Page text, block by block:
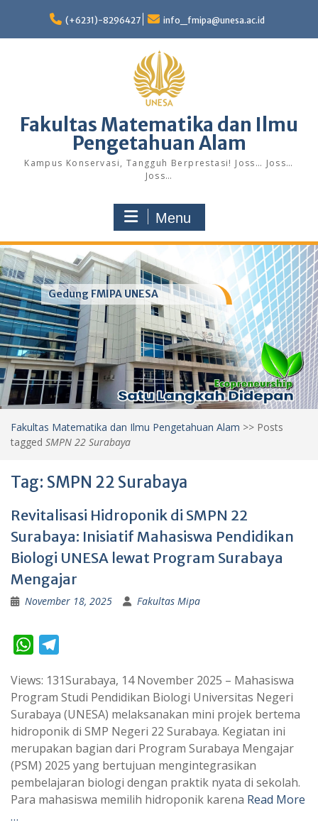
content
(+6231)-8296427 info_fmipa@unesa.ac.id
Fakultas Matematika dan Ilmu
Pengetahuan Alam
Kampus Konservasi, Tangguh Berprestasi! Joss… Joss…
Joss…
Menu
Gedung FMIPA UNESA
Fakultas Matematika dan Ilmu Pengetahuan Alam >> Posts
tagged SMPN 22 Surabaya
Tag: SMPN 22 Surabaya
Revitalisasi Hidroponik di SMPN 22
Surabaya: Inisiatif Mahasiswa Pendidikan
Biologi UNESA lewat Program Surabaya
Mengajar
November 18, 2025 Fakultas Mipa
W
a
t
s
A
p
p
l
e
g
r
a
m
Views: 131Surabaya, 14 November 2025 – Mahasiswa
Program Studi Pendidikan Biologi Universitas Negeri
Surabaya (UNESA) melaksanakan mini projek bertema
hidroponik di SMP Negeri 22 Surabaya. Kegiatan ini
merupakan bagian dari Program Surabaya Mengajar
(PSM) 2025 yang bertujuan mengintegrasikan
pembelajaran biologi dengan praktik nyata di sekolah.
Para mahasiswa memilih hidroponik karena Read More
…